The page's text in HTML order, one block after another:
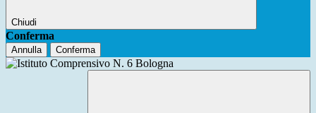
Chiudi
Conferma
Annulla Conferma